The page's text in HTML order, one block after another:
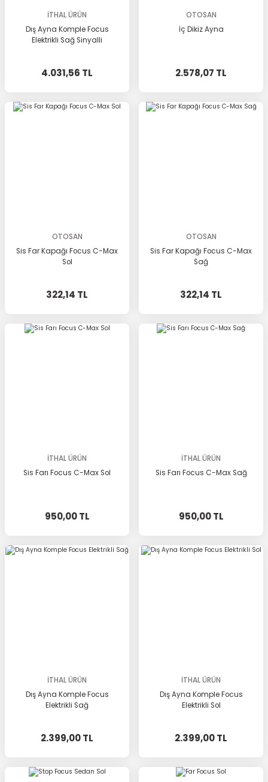
İTHAL ÜRÜN
Dış Ayna Komple Focus
Elektrikli Sağ Sinyalli
4.031,56 TL
OTOSAN
İç Dikiz Ayna
2.578,07 TL
OTOSAN
Sis Far Kapağı Focus C-Max
Sol
322,14 TL
OTOSAN
Sis Far Kapağı Focus C-Max
Sağ
322,14 TL
İTHAL ÜRÜN
Sis Farı Focus C-Max Sol
950,00 TL
İTHAL ÜRÜN
Sis Farı Focus C-Max Sağ
950,00 TL
İTHAL ÜRÜN
Dış Ayna Komple Focus
Elektrikli Sağ
2.399,00 TL
İTHAL ÜRÜN
Dış Ayna Komple Focus
Elektrikli Sol
2.399,00 TL